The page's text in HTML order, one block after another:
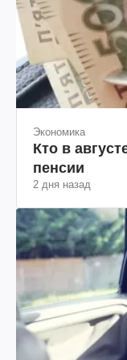
Экономика
Кто в
пенсии
2 дня назад